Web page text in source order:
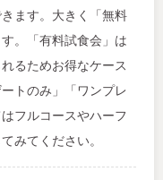
ます。大きく「無料
。「有料試食会」は
るためお得なケース
トのみ」「ワンプレ
フルコースやハーフ
みてください。